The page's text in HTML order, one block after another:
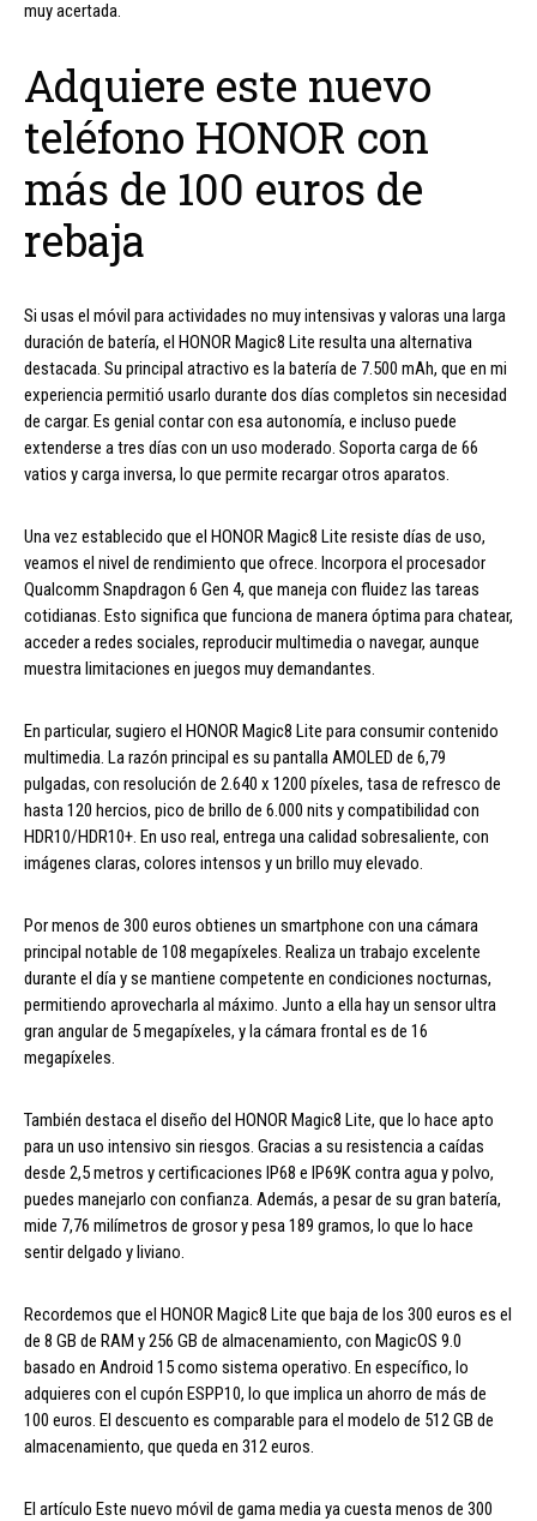
muy acertada.
Adquiere este nuevo
teléfono HONOR con
más de 100 euros de
rebaja
Si usas el móvil para actividades no muy intensivas y valoras una larga
duración de batería, el HONOR Magic8 Lite resulta una alternativa
destacada. Su principal atractivo es la batería de 7.500 mAh, que en mi
experiencia permitió usarlo durante dos días completos sin necesidad
de cargar. Es genial contar con esa autonomía, e incluso puede
extenderse a tres días con un uso moderado. Soporta carga de 66
vatios y carga inversa, lo que permite recargar otros aparatos.
Una vez establecido que el HONOR Magic8 Lite resiste días de uso,
veamos el nivel de rendimiento que ofrece. Incorpora el procesador
Qualcomm Snapdragon 6 Gen 4, que maneja con fluidez las tareas
cotidianas. Esto significa que funciona de manera óptima para chatear,
acceder a redes sociales, reproducir multimedia o navegar, aunque
muestra limitaciones en juegos muy demandantes.
En particular, sugiero el HONOR Magic8 Lite para consumir contenido
multimedia. La razón principal es su pantalla AMOLED de 6,79
pulgadas, con resolución de 2.640 x 1200 píxeles, tasa de refresco de
hasta 120 hercios, pico de brillo de 6.000 nits y compatibilidad con
HDR10/HDR10+. En uso real, entrega una calidad sobresaliente, con
imágenes claras, colores intensos y un brillo muy elevado.
Por menos de 300 euros obtienes un smartphone con una cámara
principal notable de 108 megapíxeles. Realiza un trabajo excelente
durante el día y se mantiene competente en condiciones nocturnas,
permitiendo aprovecharla al máximo. Junto a ella hay un sensor ultra
gran angular de 5 megapíxeles, y la cámara frontal es de 16
megapíxeles.
También destaca el diseño del HONOR Magic8 Lite, que lo hace apto
para un uso intensivo sin riesgos. Gracias a su resistencia a caídas
desde 2,5 metros y certificaciones IP68 e IP69K contra agua y polvo,
puedes manejarlo con confianza. Además, a pesar de su gran batería,
mide 7,76 milímetros de grosor y pesa 189 gramos, lo que lo hace
sentir delgado y liviano.
Recordemos que el HONOR Magic8 Lite que baja de los 300 euros es el
de 8 GB de RAM y 256 GB de almacenamiento, con MagicOS 9.0
basado en Android 15 como sistema operativo. En específico, lo
adquieres con el cupón ESPP10, lo que implica un ahorro de más de
100 euros. El descuento es comparable para el modelo de 512 GB de
almacenamiento, que queda en 312 euros.
El artículo Este nuevo móvil de gama media ya cuesta menos de 300